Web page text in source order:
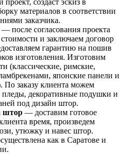
материалов в соответствии
заказчика.
— после согласования проекта
и заключаем договор
гарантию на пошив
изготовления. Изготовим
(классические, римские,
японские панели и
По заказу клиента можем
пледы, декоративные подушки и
под дизайн штор.
штор — доставим готовое
время, произведем
утюжку и навес штор.
как в Саратове и